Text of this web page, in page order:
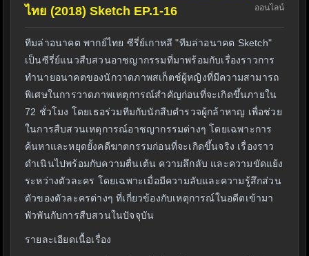
ไทย (2018) Sketch EP.1-16
ออนไลน์
ทีมล่าอนาคต พากย์ไทย ซีรี่ย์เกาหลี "ทีมล่าอนาคต Sketch"
เป็นซีรี่ย์แนวสืบสวนอาชญากรรมที่มาพร้อมกับเรื่องราวการ
ทำนายอนาคตของนักวาดภาพสเก็ตช์ผู้หญิงที่มีความสามารถ
พิเศษในการวาดภาพเหตุการณ์สำคัญก่อนที่จะเกิดขึ้นภายใน
72 ชั่วโมง โดยเธอร่วมทีมกับนักสืบตำรวจผู้กล้าหาญ เพื่อช่วย
ในการสืบสวนเหตุการณ์อาชญากรรมต่างๆ โดยเฉพาะการ
ค้นหาและหยุดยั้งคดีฆาตกรรมก่อนที่จะเกิดขึ้นจริง เรื่องราว
ดำเนินไปพร้อมกับความตื่นเต้น ความลึกลับ และความขัดแย้ง
ระหว่างตัวละคร โดยเฉพาะเมื่อมีความลับและความรู้สึกส่วน
ตัวของตัวละครต่างๆ ที่เกี่ยวข้องกับเหตุการณ์ในอดีตเข้ามา
พัวพันกับการสืบสวนในปัจจุบัน
รายละเอียดเนื้อเรื่อง